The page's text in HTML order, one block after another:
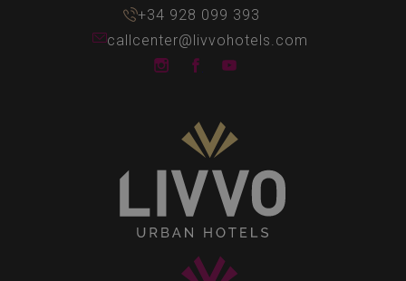
+34 928 099 393
callcenter@livvohotels.com
LIVVO Hotels Instagram
LIVVO Hotels Facebook
Senses
Collection
LIVVO